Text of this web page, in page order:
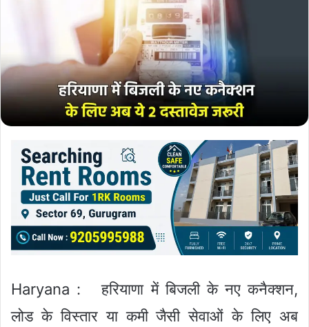
Haryana : हरियाणा में बिजली के नए कनैक्शन,
लोड के विस्तार या कमी जैसी सेवाओं के लिए अब